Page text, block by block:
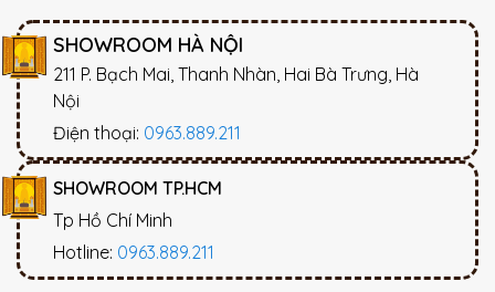
SHOWROOM HÀ NỘI
211 P. Bạch Mai, Thanh Nhàn, Hai Bà Trưng, Hà
Nội
Điện thoại: 0963.889.211
SHOWROOM TP.HCM
Tp Hồ Chí Minh
Hotline: 0963.889.211